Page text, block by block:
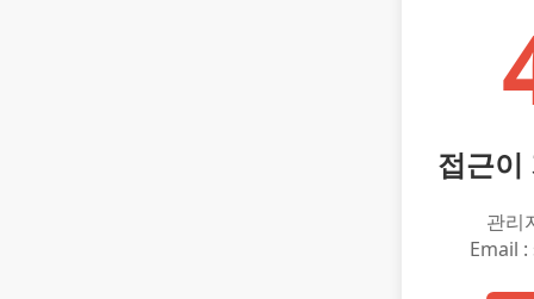
접근이
관리
Email